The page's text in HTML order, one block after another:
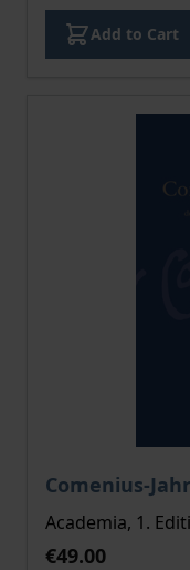
Add to Cart
Comenius-
The price
Academia, 1.
€49.00